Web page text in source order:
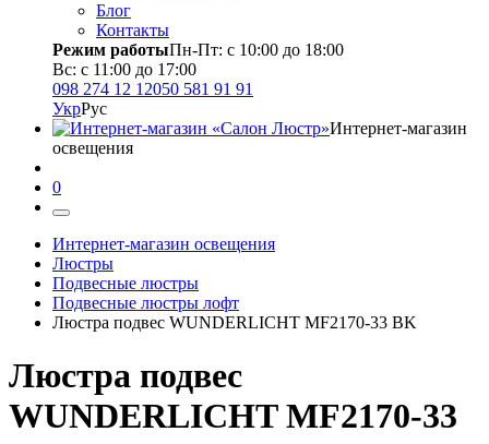
Блог
Контакты
Режим работыПн-Пт: с 10:00 до 18:00
Вс: с 11:00 до 17:00
098 274 12 12050 581 91 91
УкрРус
Интернет-магазин
освещения
0
Интернет-магазин освещения
Люстры
Подвесные люстры
Подвесные люстры лофт
Люстра подвес WUNDERLICHT MF2170-33 BK
Люстра подвес
WUNDERLICHT MF2170-33